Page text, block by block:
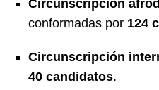
Circunscripción
conformadas por 124
Circunscripción
40 candidatos.